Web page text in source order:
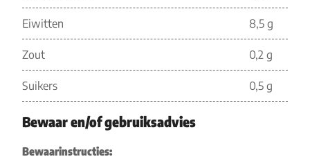
Eiwitten 8,5 g
Zout 0,2 g
Suikers 0,5 g
Bewaar en/of gebruiksadvies
Bewaarinstructies: